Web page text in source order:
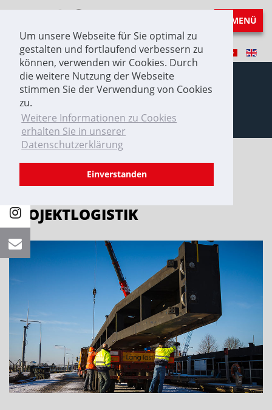
Um unsere Webseite für Sie optimal zu
gestalten und fortlaufend verbessern zu
können, verwenden wir Cookies. Durch
die weitere Nutzung der Webseite
stimmen Sie der Verwendung von Cookies
zu.
Weitere Informationen zu Cookies
erhalten Sie in unserer
Datenschutzerklärung
Einverstanden
MENÜ
Projektlogistik
PROJEKTLOGISTIK